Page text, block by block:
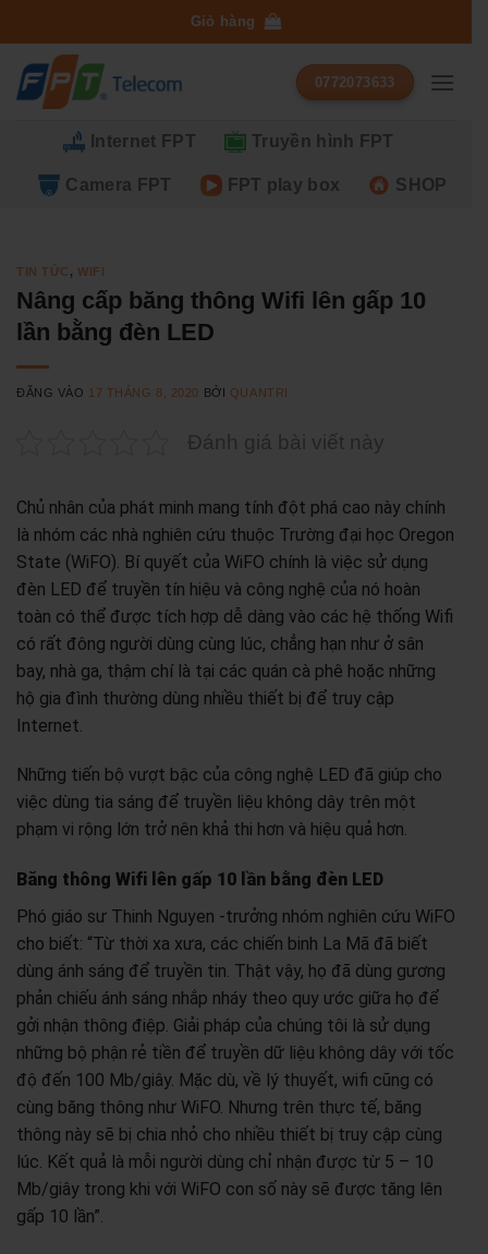
qua
dung
Giỏ hàng
0772073633
Internet FPT Truyền hình FPT
Camera FPT FPT play box SHOP
TIN TỨC ,WIFI
Nâng cấp băng thông Wifi lên gấp 10
lần bằng đèn LED
ĐĂNG VÀO 17 THÁNG 8, 2020 BỞI QUANTRI
Đánh giá bài viết này
Chủ nhân của phát minh mang tính đột phá cao này chính
là nhóm các nhà nghiên cứu thuộc Trường đại học Oregon
State (WiFO). Bí quyết của WiFO chính là việc sử dụng
đèn LED để truyền tín hiệu và công nghệ của nó hoàn
toàn có thể được tích hợp dễ dàng vào các hệ thống Wifi
có rất đông người dùng cùng lúc, chẳng hạn như ở sân
bay, nhà ga, thậm chí là tại các quán cà phê hoặc những
hộ gia đình thường dùng nhiều thiết bị để truy cập
Internet.
Những tiến bộ vượt bậc của công nghệ LED đã giúp cho
việc dùng tia sáng để truyền liệu không dây trên một
phạm vi rộng lớn trở nên khả thi hơn và hiệu quả hơn.
Băng thông Wifi lên gấp 10 lần bằng đèn LED
Phó giáo sư Thinh Nguyen -trưởng nhóm nghiên cứu WiFO
cho biết: “Từ thời xa xưa, các chiến binh La Mã đã biết
dùng ánh sáng để truyền tin. Thật vậy, họ đã dùng gương
phản chiếu ánh sáng nhắp nháy theo quy ước giữa họ để
gởi nhận thông điệp. Giải pháp của chúng tôi là sử dụng
những bộ phận rẻ tiền để truyền dữ liệu không dây với tốc
độ đến 100 Mb/giây. Mặc dù, về lý thuyết, wifi cũng có
cùng băng thông như WiFO. Nhưng trên thực tế, băng
thông này sẽ bị chia nhỏ cho nhiều thiết bị truy cập cùng
lúc. Kết quả là mỗi người dùng chỉ nhận được từ 5 – 10
Mb/giây trong khi với WiFO con số này sẽ được tăng lên
gấp 10 lần”.